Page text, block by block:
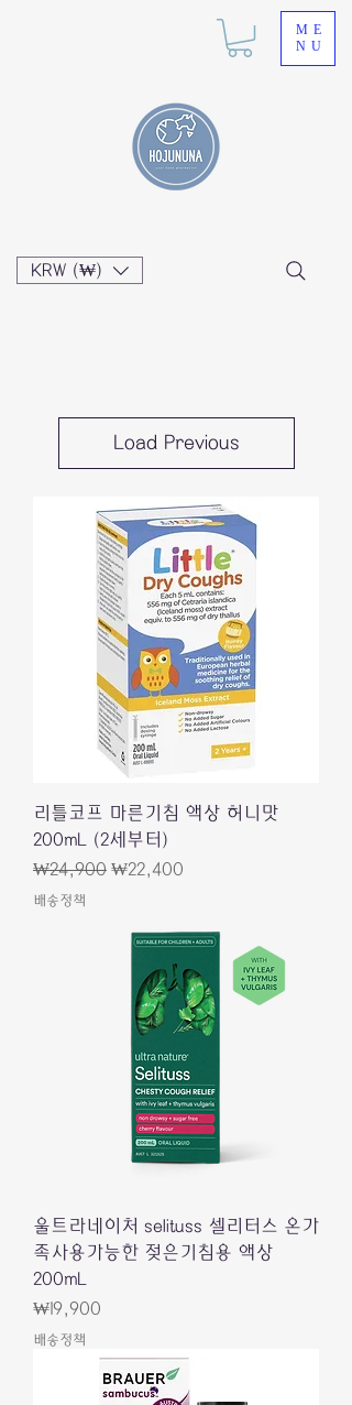
ME
NU
KRW (₩)
Load Previous
리틀코프 마른기침 액상 허니맛
200mL (2세부터)
Regular Price
₩24,900 Sale Price
₩22,400
배송정책
울트라네이처 selituss 셀리터스 온가
족사용가능한 젖은기침용 액상
200mL
Price
₩19,900
배송정책